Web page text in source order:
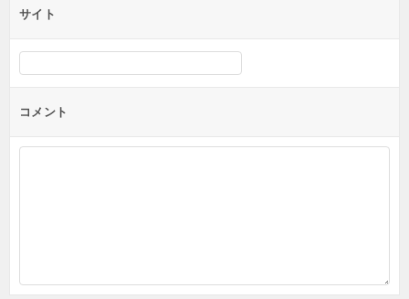
サイト
コメント